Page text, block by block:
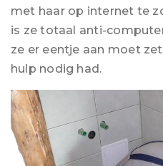
met haar op internet te
is ze totaal anti-
ze er eentje aan moet
hulp nodig had.